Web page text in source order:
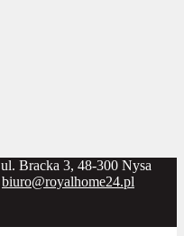
ul. Bracka 3, 48-300 Nysa
biuro@royalhome24.pl